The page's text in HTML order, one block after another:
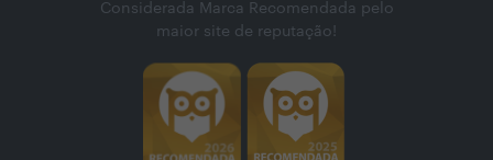
Considerada Marca Recomendada pelo
maior site de reputação!